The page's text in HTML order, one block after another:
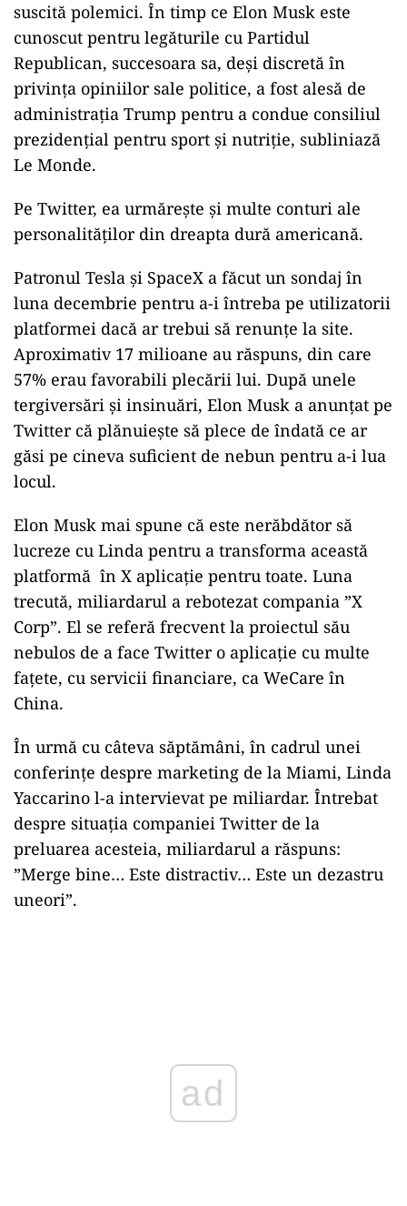
suscită polemici. În timp ce Elon Musk este
cunoscut pentru legăturile cu Partidul
Republican, succesoara sa, deși discretă în
privința opiniilor sale politice, a fost alesă de
administrația Trump pentru a condue consiliul
prezidențial pentru sport și nutriție, subliniază
Le Monde.
Pe Twitter, ea urmărește și multe conturi ale
personalităților din dreapta dură americană.
Patronul Tesla și SpaceX a făcut un sondaj în
luna decembrie pentru a-i întreba pe utilizatorii
platformei dacă ar trebui să renunțe la site.
Aproximativ 17 milioane au răspuns, din care
57% erau favorabili plecării lui. După unele
tergiversări și insinuări, Elon Musk a anunțat pe
Twitter că plănuiește să plece de îndată ce ar
găsi pe cineva suficient de nebun pentru a-i lua
locul.
Elon Musk mai spune că este nerăbdător să
lucreze cu Linda pentru a transforma această
platformă în X aplicație pentru toate. Luna
trecută, miliardarul a rebotezat compania ”X
Corp”. El se referă frecvent la proiectul său
nebulos de a face Twitter o aplicație cu multe
fațete, cu servicii financiare, ca WeCare în
China.
În urmă cu câteva săptămâni, în cadrul unei
conferințe despre marketing de la Miami, Linda
Yaccarino l-a intervievat pe miliardar. Întrebat
despre situația companiei Twitter de la
preluarea acesteia, miliardarul a răspuns:
”Merge bine… Este distractiv… Este un dezastru
uneori”.
ad